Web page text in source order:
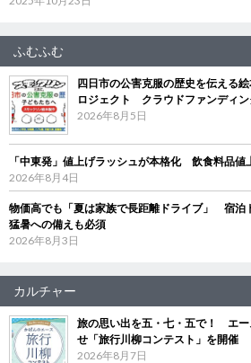
ふむふむ
四日市の公害克服の歴史を伝える
ロジェクト クラウドファンディ
2026年8月5日
「中東発」値上げラッシュが本格化 飲食料品値
2026年8月4日
物価高でも「夏は家族で長距離ドライブ」 宿泊
猛暑への備えも必須
2026年8月3日
カルチャー
旅の思い出を五・七・五で！ エー
せ「旅行川柳コンテスト」を開催
2026年8月7日